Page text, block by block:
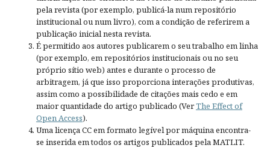
pela revista (por exemplo, publicá-la num repositório
institucional ou num livro), com a condição de referirem a
publicação inicial nesta revista.
É permitido aos autores publicarem o seu trabalho em linha
(por exemplo, em repositórios institucionais ou no seu
próprio sítio web) antes e durante o processo de
arbitragem, já que isso proporciona interações produtivas,
assim como a possibilidade de citações mais cedo e em
maior quantidade do artigo publicado (VerThe Effect of
Open Access).
Uma licença CC em formato legível por máquina encontra-
se inserida em todos os artigos publicados pela MATLIT.